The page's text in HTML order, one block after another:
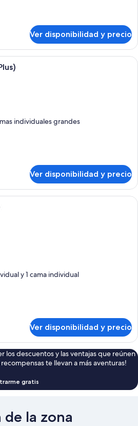
Ver disponibilidad y precio
Un dormitorio con cama, armario de
individuales grandes
Ver disponibilidad y precio
y 1 cama individual
Ver disponibilidad y precio
los descuentos y las ventajas que reúnen
te llevan a más aventuras!
gratis
la zona